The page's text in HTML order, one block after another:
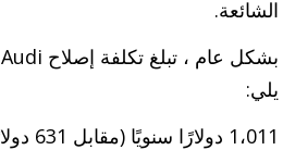
الشائعة.
يلي:
1،011 دولارًا سنويًا (مقابل 631 دولارًا في المتوسط)